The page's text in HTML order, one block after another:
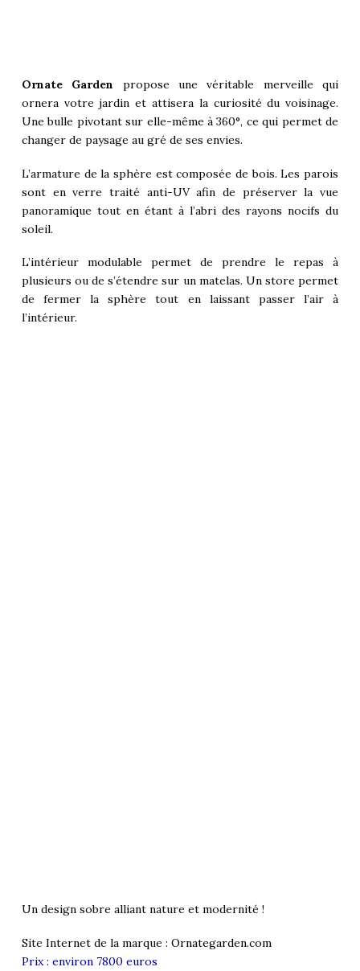
Ornate Garden propose une véritable merveille qui
ornera votre jardin et attisera la curiosité du voisinage.
Une bulle pivotant sur elle-même à 360°, ce qui permet de
changer de paysage au gré de ses envies.
L’armature de la sphère est composée de bois. Les parois
sont en verre traité anti-UV afin de préserver la vue
panoramique tout en étant à l’abri des rayons nocifs du
soleil.
L’intérieur modulable permet de prendre le repas à
plusieurs ou de s’étendre sur un matelas. Un store permet
de fermer la sphère tout en laissant passer l’air à
l’intérieur.
Un design sobre alliant nature et modernité !
Site Internet de la marque : Ornategarden.com
Prix : environ 7800 euros